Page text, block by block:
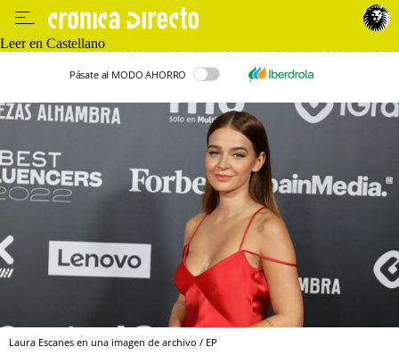
Leer en Castellano
Pásate al MODO AHORRO
Laura Escanes en una imagen de archivo / EP